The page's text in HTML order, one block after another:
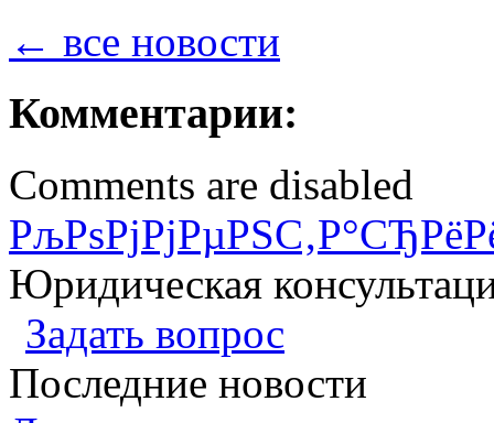
← все новости
Комментарии:
Comments are disabled
Юридическая
Задать вопрос
Последние новости